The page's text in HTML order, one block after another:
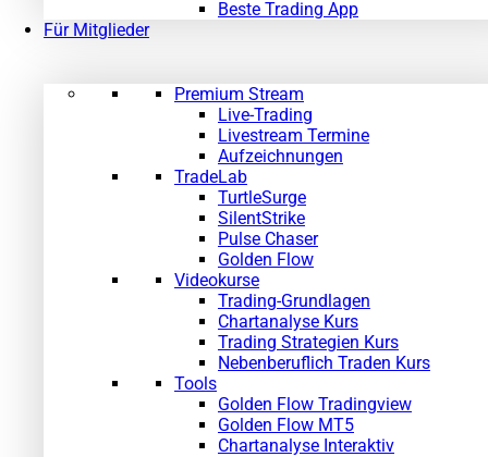
Beste Trading App
Für Mitglieder
Premium Stream
Live-Trading
Livestream Termine
Aufzeichnungen
TradeLab
TurtleSurge
SilentStrike
Pulse Chaser
Golden Flow
Videokurse
Trading-Grundlagen
Chartanalyse Kurs
Trading Strategien Kurs
Nebenberuflich Traden Kurs
Tools
Golden Flow Tradingview
Golden Flow MT5
Chartanalyse Interaktiv